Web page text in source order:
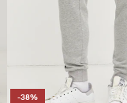
-38%